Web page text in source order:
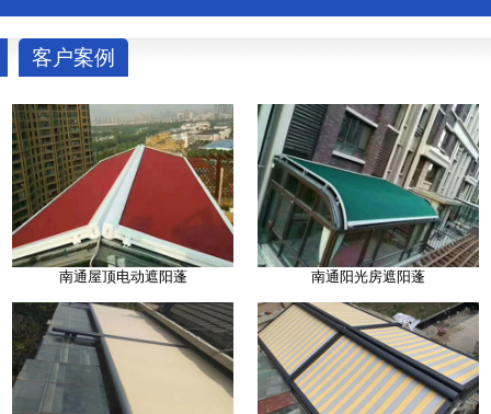
客户案例
南通屋顶电动遮阳蓬 南通阳光房遮阳蓬